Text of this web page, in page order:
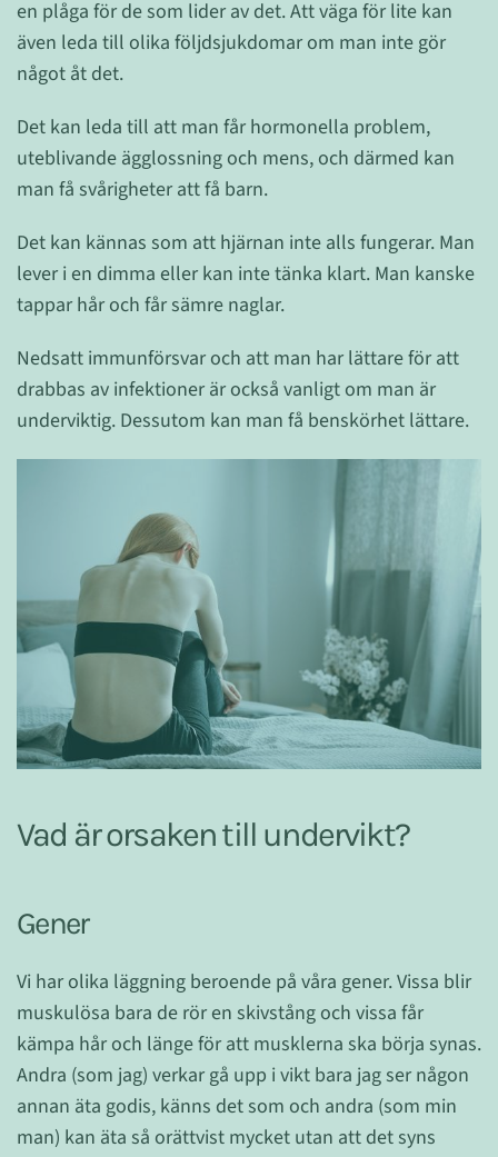
en plåga för de som lider av det. Att väga för lite kan
även leda till olika följdsjukdomar om man inte gör
något åt det.
Det kan leda till att man får hormonella problem,
uteblivande ägglossning och mens, och därmed kan
man få svårigheter att få barn.
Det kan kännas som att hjärnan inte alls fungerar. Man
lever i en dimma eller kan inte tänka klart. Man kanske
tappar hår och får sämre naglar.
Nedsatt immunförsvar och att man har lättare för att
drabbas av infektioner är också vanligt om man är
underviktig. Dessutom kan man få benskörhet lättare.
Vad är orsaken till undervikt?
Gener
Vi har olika läggning beroende på våra gener. Vissa blir
muskulösa bara de rör en skivstång och vissa får
kämpa hår och länge för att musklerna ska börja synas.
Andra (som jag) verkar gå upp i vikt bara jag ser någon
annan äta godis, känns det som och andra (som min
man) kan äta så orättvist mycket utan att det syns